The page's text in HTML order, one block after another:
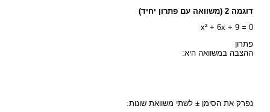
דוגמה 2 (משוואה עם פתרון יחיד)
x² + 6x + 9 = 0
פתרון
ההצבה במשוואה היא:
נפרק את הסימן ± לשתי משוואת שונות: